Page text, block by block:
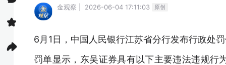
金观察 | 2026-06-04 17:11:03 原创
6月 1日，中国人民银行江苏省分行发布行政处
罚单显示，东吴证券具有以下主要违法违规行